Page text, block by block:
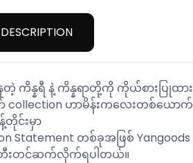
DESCRIPTION
တဲ့ ကိန္နရီ နဲ့ ကိန္နရာတို့ကို ကိုယ်စားပြုထား
collection ဟာမိန်းကလေးတစ်ယောက်
င်းမှာ
Statement တစ်ခုအဖြစ် Yangoods
တီးတင်ဆက်လိုက်ရပါတယ်။